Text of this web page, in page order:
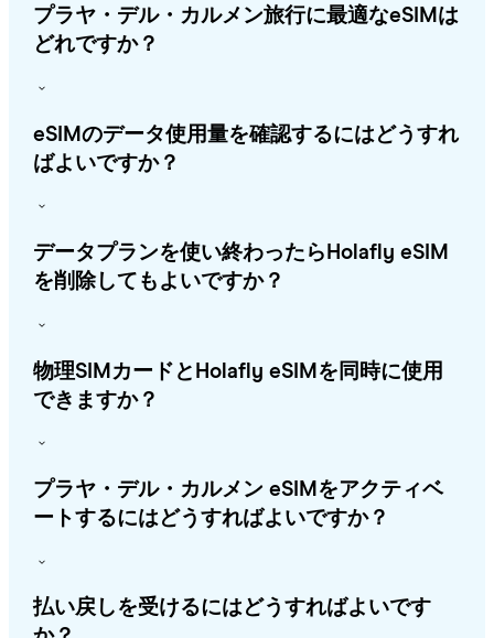
プラヤ・デル・カルメン旅行に最適なeSIMは
どれですか？
eSIMのデータ使用量を確認するにはどうすれ
ばよいですか？
データプランを使い終わったらHolafly eSIM
を削除してもよいですか？
物理SIMカードとHolafly eSIMを同時に使用
できますか？
プラヤ・デル・カルメン eSIMをアクティベ
ートするにはどうすればよいですか？
払い戻しを受けるにはどうすればよいです